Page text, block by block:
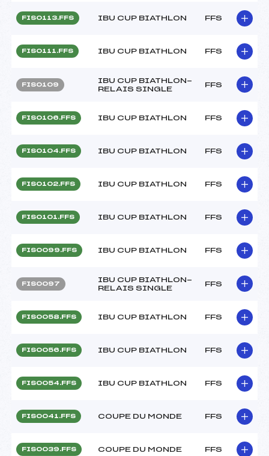
FIS0113.FFS IBU CUP BIATHLON FFS
FIS0111.FFS IBU CUP BIATHLON FFS
FIS0109
IBU CUP BIATHLON-
RELAIS SINGLE
FFS
FIS0106.FFS IBU CUP BIATHLON FFS
FIS0104.FFS IBU CUP BIATHLON FFS
FIS0102.FFS IBU CUP BIATHLON FFS
FIS0101.FFS IBU CUP BIATHLON FFS
FIS0099.FFS IBU CUP BIATHLON FFS
FIS0097
IBU CUP BIATHLON-
RELAIS SINGLE
FFS
FIS0058.FFS IBU CUP BIATHLON FFS
FIS0056.FFS IBU CUP BIATHLON FFS
FIS0054.FFS IBU CUP BIATHLON FFS
FIS0041.FFS COUPE DU MONDE FFS
FIS0039.FFS COUPE DU MONDE FFS